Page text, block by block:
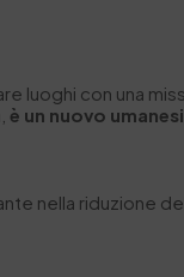
luoghi con una
è un nuovo
nella riduzione